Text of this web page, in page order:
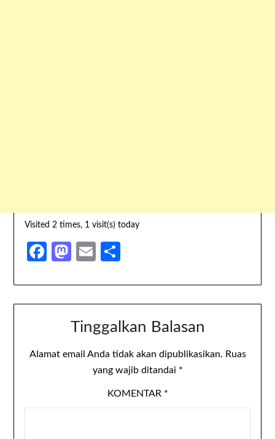
Visited 2 times, 1 visit(s) today
Facebook
Mastodon
Email
Tinggalkan Balasan
Alamat email Anda tidak akan dipublikasikan. Ruas
yang wajib ditandai *
KOMENTAR *